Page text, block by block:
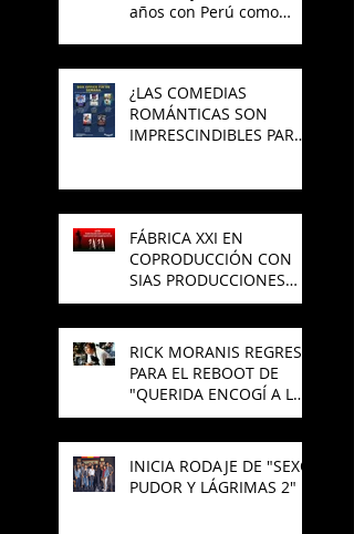
años con Perú como
¿LAS COMEDIAS
ROMÁNTICAS SON
IMPRESCINDIBLES PARA
FÁBRICA XXI EN
COPRODUCCIÓN CON
SIAS PRODUCCIONES
PREPARAN NUEVA
RICK MORANIS REGRESA
PARA EL REBOOT DE
"QUERIDA ENCOGÍ A LOS
NIÑOS"
INICIA RODAJE DE "SEXO,
PUDOR Y LÁGRIMAS 2"